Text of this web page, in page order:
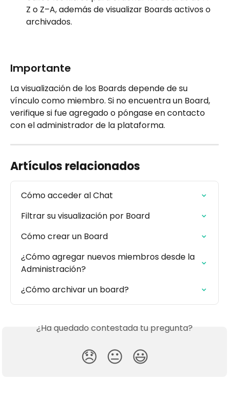
Z o Z–A, además de visualizar Boards activos o
archivados.
Importante
La visualización de los Boards depende de su
vínculo como miembro. Si no encuentra un Board,
verifique si fue agregado o póngase en contacto
con el administrador de la plataforma.
Artículos relacionados
Cómo acceder al Chat
Filtrar su visualización por Board
Cómo crear un Board
¿Cómo agregar nuevos miembros desde la
Administración?
¿Cómo archivar un board?
¿Ha quedado contestada tu pregunta?
😞 😐 😃